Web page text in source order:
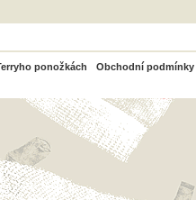
ponožkách Obchodní podmínky
PayPal